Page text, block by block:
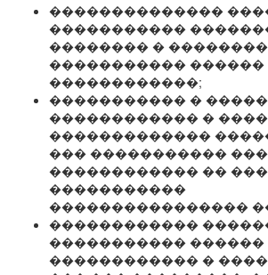
��������������
�����������
�������� �
����������� ������
������������;
����������� �
������������ �
�������������
��� �����������
������������ ��
�����������
����������������
������������
����������� ������
������������ �